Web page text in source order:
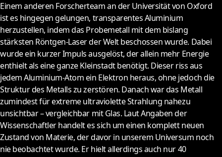
Einem anderen Forscherteam an der Universität von Oxford
ist es hingegen gelungen, transparentes Aluminium
herzustellen, indem das Probemetall mit dem bislang
stärksten Röntgen-Laser der Welt beschossen wurde. Dabei
wurde ein kurzer Impuls ausgelöst, der allein mehr Energie
enthielt als eine ganze Kleinstadt benötigt. Dieser riss aus
jedem Aluminium-Atom ein Elektron heraus, ohne jedoch die
Struktur des Metalls zu zerstören. Danach war das Metall
zumindest für extreme ultraviolette Strahlung nahezu
unsichtbar – vergleichbar mit Glas. Laut Angaben der
Wissenschaftler handelt es sich um einen komplett neuen
Zustand von Materie, der davor in unserem Universum noch
nie beobachtet wurde. Er hielt allerdings auch nur 40